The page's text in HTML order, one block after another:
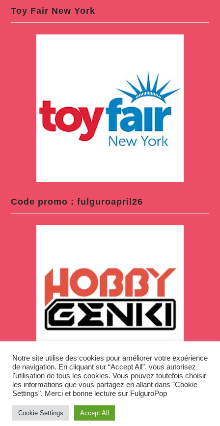
Toy Fair New York
Code promo : fulguroapril26
Copyright © 2026
Notre site utilise des cookies pour améliorer votre expérience
de navigation. En cliquant sur “Accept All”, vous autorisez
l'utilisation de tous les cookies. Vous pouvez toutefois choisir
les informations que vous partagez en allant dans "Cookie
Settings". Merci et bonne lecture sur FulguroPop
Cookie Settings Accept All